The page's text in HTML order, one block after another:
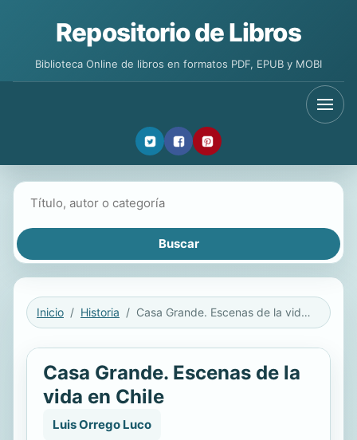
Repositorio de Libros
Biblioteca Online de libros en formatos PDF, EPUB y MOBI
Inicio Historia Casa Grande. Escenas de la vida en Chile
Casa Grande. Escenas de la
vida en Chile
Luis Orrego Luco